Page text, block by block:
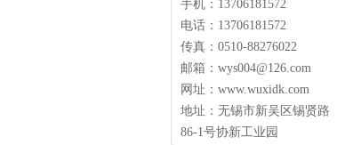
手机：13706181572
电话：13706181572
传真：0510-88276022
邮箱：wys004@126.com
网址：www.wuxidk.com
地址：无锡市新吴区锡贤路
86-1号协新工业园